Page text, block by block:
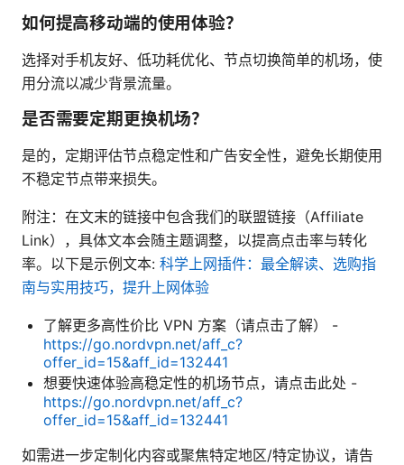
如何提高移动端的使用体验？
选择对手机友好、低功耗优化、节点切换简单的机场，使
用分流以减少背景流量。
是否需要定期更换机场？
是的，定期评估节点稳定性和广告安全性，避免长期使用
不稳定节点带来损失。
附注：在文末的链接中包含我们的联盟链接（Affiliate
Link），具体文本会随主题调整，以提高点击率与转化
率。以下是示例文本: 科学上网插件：最全解读、选购指
南与实用技巧，提升上网体验
了解更多高性价比 VPN 方案（请点击了解） -
https://go.nordvpn.net/aff_c?
offer_id=15&aff_id=132441
想要快速体验高稳定性的机场节点，请点击此处 -
https://go.nordvpn.net/aff_c?
offer_id=15&aff_id=132441
如需进一步定制化内容或聚焦特定地区/特定协议，请告